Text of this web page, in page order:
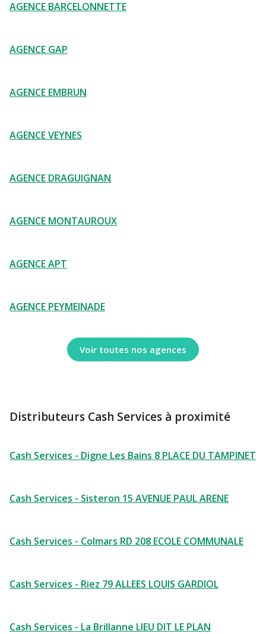
AGENCE BARCELONNETTE
AGENCE GAP
AGENCE EMBRUN
AGENCE VEYNES
AGENCE DRAGUIGNAN
AGENCE MONTAUROUX
AGENCE APT
AGENCE PEYMEINADE
Voir toutes nos agences
Distributeurs Cash Services à proximité
Cash Services - Digne Les Bains 8 PLACE DU TAMPINET
Cash Services - Sisteron 15 AVENUE PAUL ARENE
Cash Services - Colmars RD 208 ECOLE COMMUNALE
Cash Services - Riez 79 ALLEES LOUIS GARDIOL
Cash Services - La Brillanne LIEU DIT LE PLAN